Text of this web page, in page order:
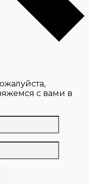
с вами в